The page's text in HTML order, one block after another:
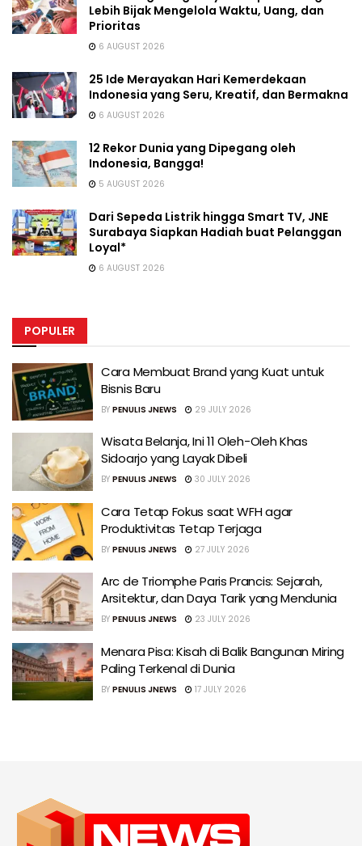
Lebih Bijak Mengelola Waktu, Uang, dan
Prioritas
6 AUGUST 2026
25 Ide Merayakan Hari Kemerdekaan
Indonesia yang Seru, Kreatif, dan Bermakna
6 AUGUST 2026
12 Rekor Dunia yang Dipegang oleh
Indonesia, Bangga!
5 AUGUST 2026
Dari Sepeda Listrik hingga Smart TV, JNE
Surabaya Siapkan Hadiah buat Pelanggan
Loyal*
6 AUGUST 2026
POPULER
Cara Membuat Brand yang Kuat untuk
Bisnis Baru
BY PENULIS JNEWS 29 JULY 2026
Wisata Belanja, Ini 11 Oleh-Oleh Khas
Sidoarjo yang Layak Dibeli
BY PENULIS JNEWS 30 JULY 2026
Cara Tetap Fokus saat WFH agar
Produktivitas Tetap Terjaga
BY PENULIS JNEWS 27 JULY 2026
Arc de Triomphe Paris Prancis: Sejarah,
Arsitektur, dan Daya Tarik yang Mendunia
BY PENULIS JNEWS 23 JULY 2026
Menara Pisa: Kisah di Balik Bangunan Miring
Paling Terkenal di Dunia
BY PENULIS JNEWS 17 JULY 2026